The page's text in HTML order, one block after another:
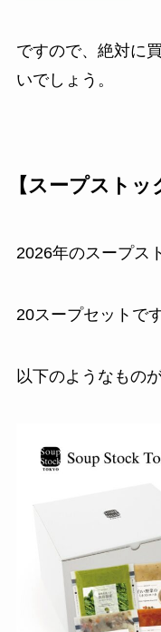
ですので、絶対に
いでしょう。
【スープストッ
2026年のスープス
20スープセットです
以下のようなもの